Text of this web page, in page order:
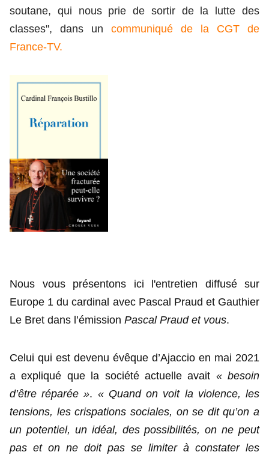
soutane, qui nous prie de sortir de la lutte des
classes", dans un communiqué de la CGT de
France-TV.
Nous vous présentons ici l'entretien diffusé sur
Europe 1 du cardinal avec Pascal Praud et Gauthier
Le Bret dans l’émission Pascal Praud et vous.
Celui qui est devenu évêque d’Ajaccio en mai 2021
a expliqué que la société actuelle avait « besoin
d’être réparée ». « Quand on voit la violence, les
tensions, les crispations sociales, on se dit qu’on a
un potentiel, un idéal, des possibilités, on ne peut
pas et on ne doit pas se limiter à constater les